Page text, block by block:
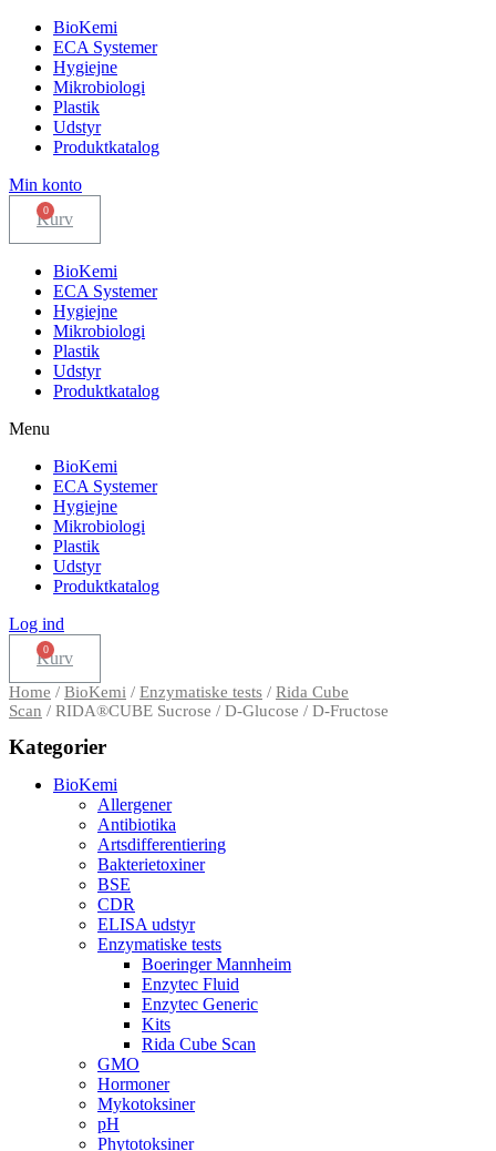
BioKemi
ECA Systemer
Hygiejne
Mikrobiologi
Plastik
Udstyr
Produktkatalog
Min konto
Kurv
BioKemi
ECA Systemer
Hygiejne
Mikrobiologi
Plastik
Udstyr
Produktkatalog
Menu
BioKemi
ECA Systemer
Hygiejne
Mikrobiologi
Plastik
Udstyr
Produktkatalog
Log ind
Kurv
Home / BioKemi / Enzymatiske tests / Rida Cube
Scan / RIDA®CUBE Sucrose / D-Glucose / D-Fructose
Kategorier
BioKemi
Allergener
Antibiotika
Artsdifferentiering
Bakterietoxiner
BSE
CDR
ELISA udstyr
Enzymatiske tests
Boeringer Mannheim
Enzytec Fluid
Enzytec Generic
Kits
Rida Cube Scan
GMO
Hormoner
Mykotoksiner
pH
Phytotoksiner